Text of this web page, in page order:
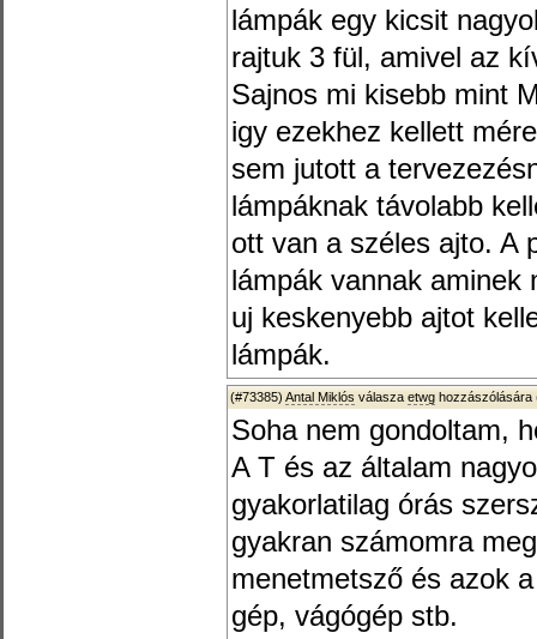
lámpák egy kicsit
rajtuk 3 fül, amivel az
Sajnos mi kisebb mint
igy ezekhez kellett
sem jutott a
lámpáknak távolabb
ott van a széles ajto. A
lámpák vannak aminek
uj keskenyebb ajtot
lámpák.
(#73385) Antal Miklós válasza etwg hozzászólására
Soha nem gondoltam,
A T és az általam
gyakorlatilag órás
gyakran számomra
menetmetsző és azok
gép, vágógép stb.